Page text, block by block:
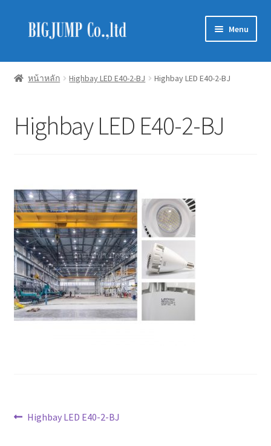
Skip
Skip
Menu
Schneider Electric
EVE Lighting
Mitsubishi
LUXRAM
GATA
Marvel electric
Miro
รับเหมาออกแบบติดตั้ง
หน้าหลัก Highbay LED E40-2-BJ Highbay LED E40-2-BJ
Highbay LED E40-2-BJ
แนะแนว
Previous
Highbay LED E40-2-BJ